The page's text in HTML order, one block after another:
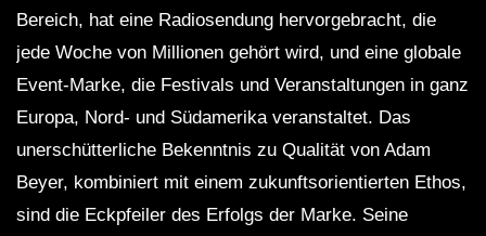
Bereich, hat eine Radiosendung hervorgebracht, die
jede Woche von Millionen gehört wird, und eine globale
Event-Marke, die Festivals und Veranstaltungen in ganz
Europa, Nord- und Südamerika veranstaltet. Das
unerschütterliche Bekenntnis zu Qualität von Adam
Beyer, kombiniert mit einem zukunftsorientierten Ethos,
sind die Eckpfeiler des Erfolgs der Marke. Seine